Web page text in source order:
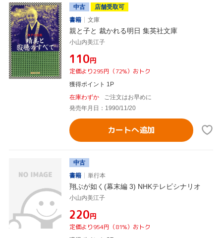
中古
店舗受取可
書籍
文庫
親と子と 裁かれる明日 集英社文庫
小山内美江子
¥110円
定価より295円（72%）おトク
獲得ポイント 1P
在庫わずか
ご注文はお早めに
発売年月日：1990/11/20
カートへ追加
中古
書籍
単行本
翔ぶが如く(幕末編 3) NHKテレビシナリオ
小山内美江子
¥220円
定価より954円（81%）おトク